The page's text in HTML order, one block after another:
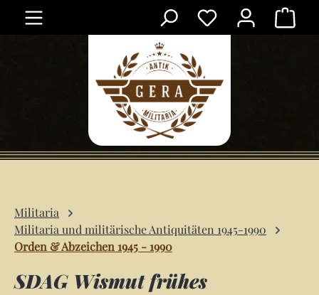
Zum Hauptinhalt springen
Militaria
Militaria und militärische Antiquitäten 1945-1990
Orden & Abzeichen 1945 - 1990
SDAG Wismut frühes